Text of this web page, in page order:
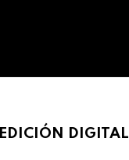
EDICIÓN DIGITAL